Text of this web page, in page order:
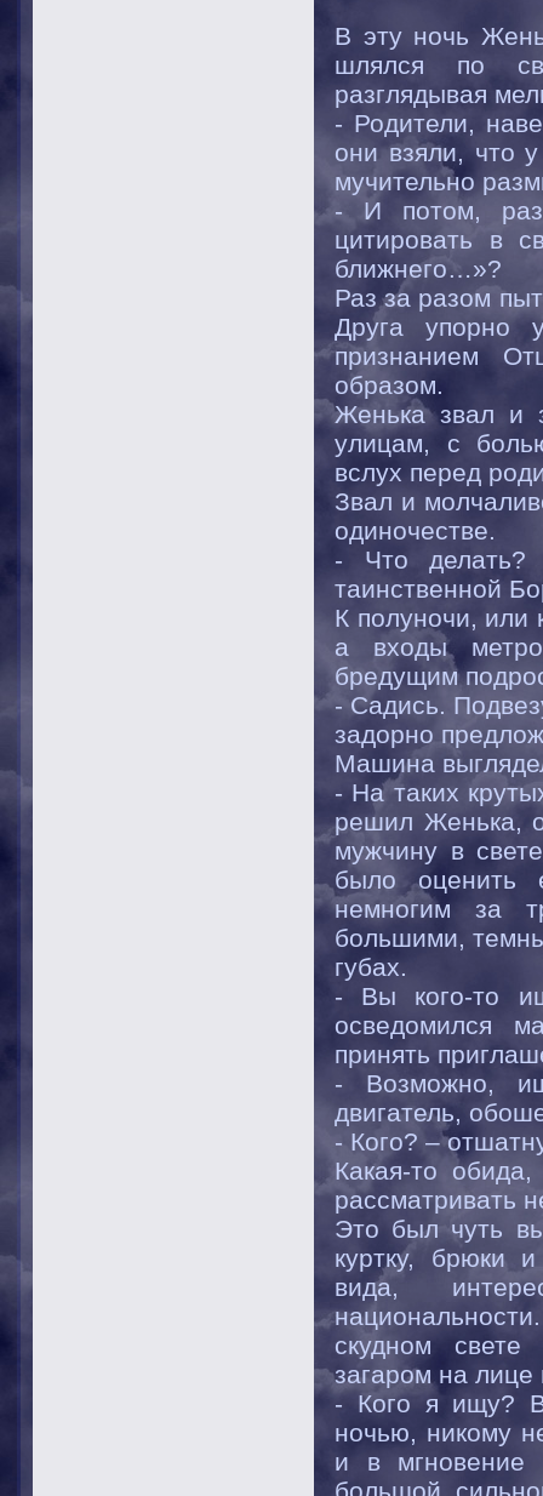
В эту ночь
шлялся по
разглядывая
- Родители,
они взяли, что
мучительно
- И потом,
цитировать в
ближнего…»?
Раз за разом
Друга упорно
признанием
образом.
Женька звал и
улицам, с
вслух перед
Звал и
одиночестве.
- Что
таинственной
К полуночи, или
а входы
бредущим
- Садись.
задорно
Машина
- На таких
решил Женька,
мужчину в
было оценить
немногим за
большими,
губах.
- Вы кого-то
осведомился
принять
- Возможно,
двигатель,
- Кого? –
Какая-то
рассматривать
Это был чуть
куртку, брюки
вида,
скудном
загаром на лице
- Кого я ищу?
ночью, никому
и в мгновение
большой,